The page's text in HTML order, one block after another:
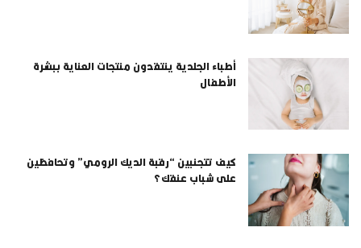
أطباء الجلدية ينتقدون منتجات العناية ببشرة
الأطفال
كيف تتجنبين “رقبة الديك الرومي” وتحافظين
على شباب عنقك؟